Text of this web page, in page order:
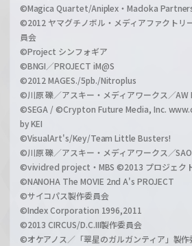
©Magica Quartet/Aniplex・Madoka
©2012 ヤマグチノボル・メディアファクトリ
員会
©Project シンフォギア
©BNGI／PROJECT iM@S
©2012 MAGES./5pb./Nitroplus
©川原 礫／アスキー・メディアワークス／
©SEGA / ©Crypton Future Media, Inc.
by KEI
©VisualArt's/Key/Team Little Busters!
©川原 礫／アスキー・メディアワークス／
©vividred project・MBS ©2013 プロジェクト
©NANOHA The MOVIE 2nd A's PROJECT
©サイコパス製作委員会
©Index Corporation 1996,2011
©2013 CIRCUS/D.C.III製作委員会
©オケアノス／「翠星のガルガンティア」製作